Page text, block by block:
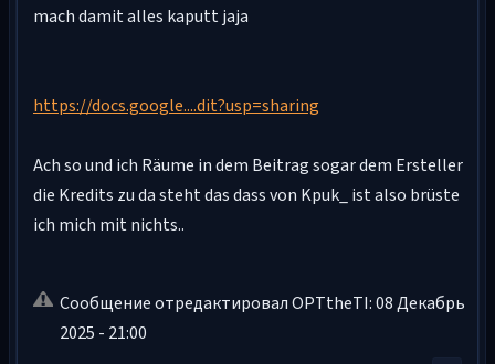
mach damit alles kaputt jaja
https://docs.google....dit?usp=sharing
Ach so und ich Räume in dem Beitrag sogar dem Ersteller
die Kredits zu da steht das dass von Kpuk_ ist also brüste
ich mich mit nichts..
Сообщение отредактировал OPTtheTI: 08 Декабрь
2025 - 21:00